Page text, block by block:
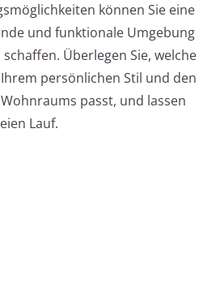
können Sie eine
und funktionale Umgebung
Überlegen Sie, welche
persönlichen Stil und den
passt, und lassen
Lauf.